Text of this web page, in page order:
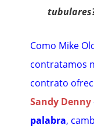
Como Mike
contratamos
contrato
Sandy Denny
palabra,